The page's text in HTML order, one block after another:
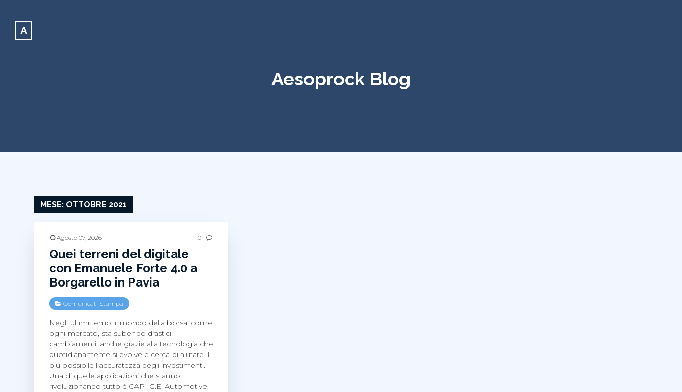
A
Aesoprock Blog
MESE: OTTOBRE 2021
Agosto 07, 2026 0
Quei terreni del digitale
con Emanuele Forte 4.0 a
Borgarello in Pavia
Comunicati Stampa
Negli ultimi tempi il mondo della borsa, come
ogni mercato, sta subendo drastici
cambiamenti, anche grazie alla tecnologia che
quotidianamente si evolve e cerca di aiutare il
più possibile l’accuratezza degli investimenti.
Una di quelle applicazioni che stanno
rivoluzionando tutto è CAPI G.E. Automotive,